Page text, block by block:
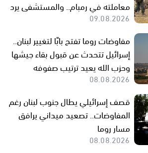
معاملته في رمبام.. والمستشفى يرد
09.08.2026
مفاوضات روما تفتح بابًا لتغيير لبنان..
إسرائيل تتحدث عن قبول بقاء جيشها
وحزب الله يعيد ترتيب صفوفه
08.08.2026
قصف إسرائيلي يطال جنوب لبنان رغم
المفاوضات.. تصعيد ميداني يرافق
مسار روما
08.08.2026